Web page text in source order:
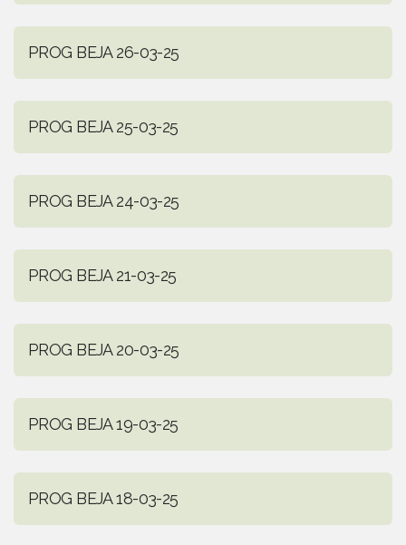
PROG BEJA 26-03-25
PROG BEJA 25-03-25
PROG BEJA 24-03-25
PROG BEJA 21-03-25
PROG BEJA 20-03-25
PROG BEJA 19-03-25
PROG BEJA 18-03-25